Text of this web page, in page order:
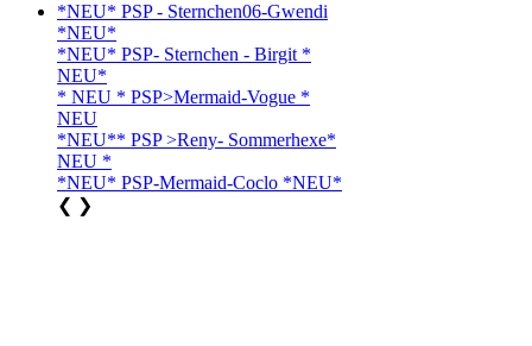
*NEU* PSP - Sternchen06-Gwendi
*NEU*
*NEU* PSP- Sternchen - Birgit *
NEU*
* NEU * PSP>Mermaid-Vogue *
NEU
*NEU** PSP >Reny- Sommerhexe*
NEU *
*NEU* PSP-Mermaid-Coclo *NEU*
❮ ❯